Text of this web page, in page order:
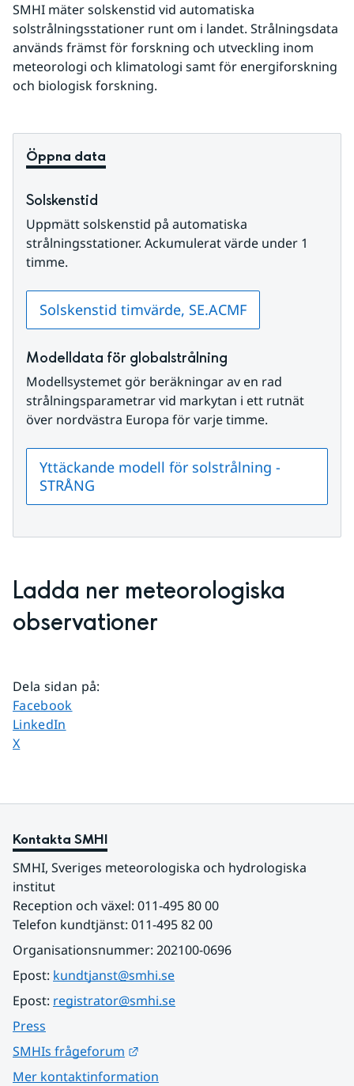
SMHI mäter solskenstid vid automatiska
solstrålningsstationer runt om i landet. Strålningsdata
används främst för forskning och utveckling inom
meteorologi och klimatologi samt för energiforskning
och biologisk forskning.
Öppna data
Solskenstid
Uppmätt solskenstid på automatiska
strålningsstationer. Ackumulerat värde under 1
timme.
Solskenstid timvärde, SE.ACMF
Modelldata för globalstrålning
Modellsystemet gör beräkningar av en rad
strålningsparametrar vid markytan i ett rutnät
över nordvästra Europa för varje timme.
Yttäckande modell för solstrålning -
STRÅNG
Ladda ner meteorologiska
observationer
Dela sidan på:
Dela sidan på
Facebook
Dela sidan på
LinkedIn
Dela sidan på
X
Kontakta SMHI
SMHI, Sveriges meteorologiska och hydrologiska
institut
Reception och växel: 011-495 80 00
Telefon kundtjänst: 011-495 82 00
Organisationsnummer: 202100-0696
Epost: kundtjanst@smhi.se
Epost: registrator@smhi.se
Press
SMHIs frågeforum
Mer kontaktinformation